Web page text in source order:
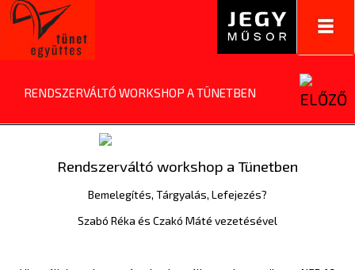
RENDSZERVÁLTÓ WORKSHOP A TÜNETBEN
Rendszerváltó workshop a Tünetben
Bemelegítés, Tárgyalás, Lefejezés?
Szabó Réka és Czakó Máté vezetésével